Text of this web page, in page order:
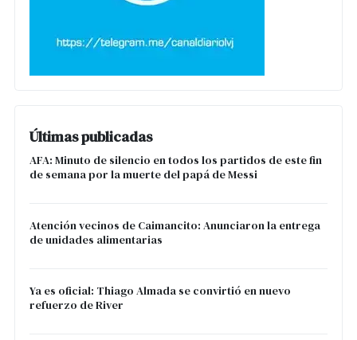
Últimas publicadas
AFA: Minuto de silencio en todos los partidos de este fin
de semana por la muerte del papá de Messi
Atención vecinos de Caimancito: Anunciaron la entrega
de unidades alimentarias
Ya es oficial: Thiago Almada se convirtió en nuevo
refuerzo de River